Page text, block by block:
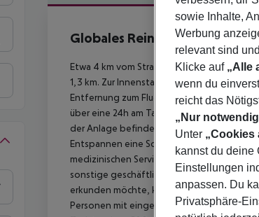
Hotelbeschreibung
Globales Reina Cristina
4
Etwa 4 km vom Strand entfernt liegt das
1,3 km. Zur Innenstadt sind es nur wenige
Entfernung zum Flughafen beträgt ca. 135
über eine 24h am Tag geöffnete
der Anlage befindet sich neben einem
Entspannen eine Sonnenterrasse.
medizinischen Service wenden (geg.
sonstige geschäftliche Meetings bietet
erkunden möchte, kann den hotelnahen
Personen mit eingeschränkter Mobilität
sowie Inhalte,
Werbung
relevant sind
Klicke auf „Alle
wenn du
reicht das
„Nur
Unter „Cookies
kannst du deine
Einstellungen
anpassen. Du
Privatsphäre-